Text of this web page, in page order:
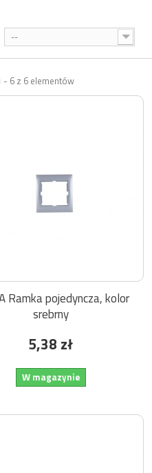
--
- 6 z 6 elementów
Ramka pojedyncza, kolor
srebrny
5,38 zł
W magazynie